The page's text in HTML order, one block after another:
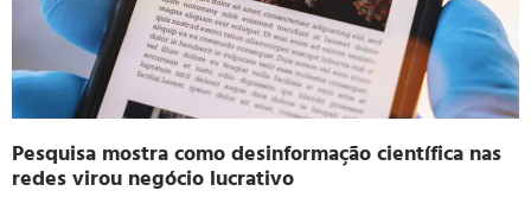
Pesquisa mostra como desinformação científica nas
redes virou negócio lucrativo